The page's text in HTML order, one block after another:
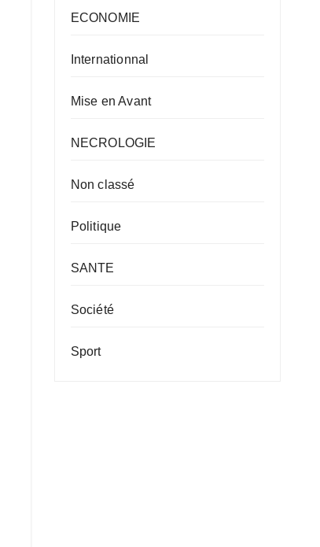
ECONOMIE
Internationnal
Mise en Avant
NECROLOGIE
Non classé
Politique
SANTE
Société
Sport